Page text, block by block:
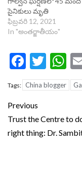
సైనికులు మృతి
ఫిబ్రవరి 12, 2021
In "అంతర్జాతీయం"
Tags: China blogger
Continue
Reading
Previous
Trust the Centre to
right thing: Dr.